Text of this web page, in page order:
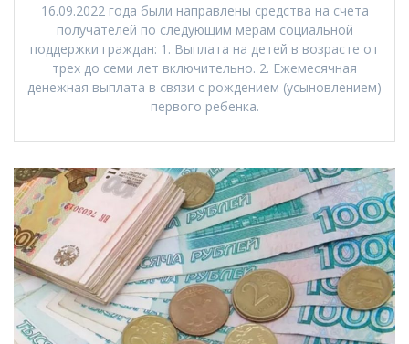
16.09.2022 года были направлены средства на счета
получателей по следующим мерам социальной
поддержки граждан: 1. Выплата на детей в возрасте от
трех до семи лет включительно. 2. Ежемесячная
денежная выплата в связи с рождением (усыновлением)
первого ребенка.